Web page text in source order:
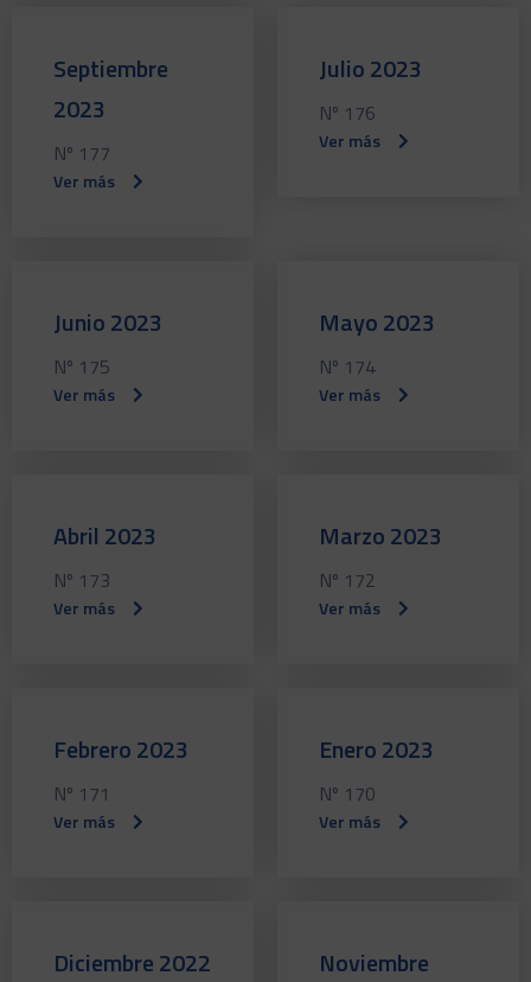
Septiembre
2023
Nº 177
Ver más
Julio 2023
Nº 176
Ver más
Junio 2023
Nº 175
Ver más
Mayo 2023
Nº 174
Ver más
Abril 2023
Nº 173
Ver más
Marzo 2023
Nº 172
Ver más
Febrero 2023
Nº 171
Ver más
Enero 2023
Nº 170
Ver más
Diciembre 2022
Noviembre